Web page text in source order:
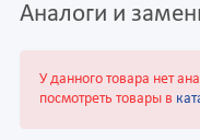
Аналоги и
У данного товара нет
посмотреть товары в